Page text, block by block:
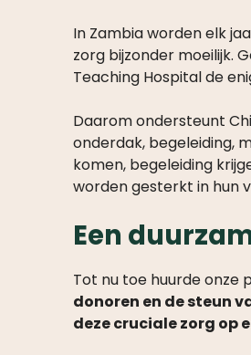
In Zambia worden elk
zorg bijzonder moeilijk.
Teaching Hospital de
Daarom ondersteunt
onderdak, begeleiding,
komen, begeleiding
worden gesterkt in hun
Een
Tot nu toe huurde onze
donoren en de steun
deze cruciale zorg op